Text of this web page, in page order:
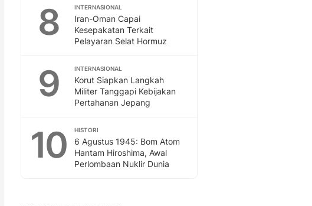
8 INTERNASIONAL
Iran-Oman Capai
Kesepakatan Terkait
Pelayaran Selat Hormuz
9 INTERNASIONAL
Korut Siapkan Langkah
Militer Tanggapi Kebijakan
Pertahanan Jepang
10 HISTORI
6 Agustus 1945: Bom Atom
Hantam Hiroshima, Awal
Perlombaan Nuklir Dunia